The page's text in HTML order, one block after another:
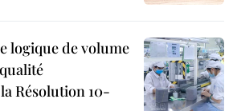
logique de volume
Résolution 10-